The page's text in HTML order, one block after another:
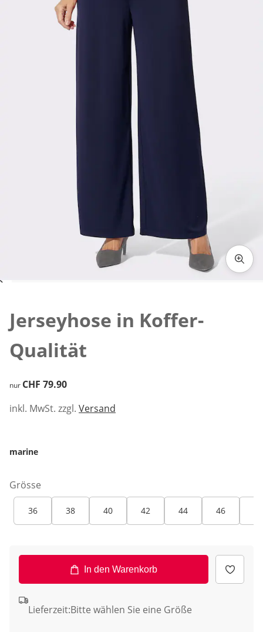
Jerseyhose in Koffer-
Qualität
CHF 79.90
nur CHF 79.90
inkl. MwSt. zzgl. Versand
marine
Grösse
36 38 40 42 44 46
In den Warenkorb
Lieferzeit:Bitte wählen Sie eine Größe